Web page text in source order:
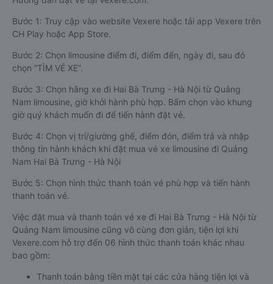
Bước 1: Truy cập vào website Vexere hoặc tải app Vexere trên
CH Play hoặc App Store.
Bước 2: Chọn limousine điểm đi, điểm đến, ngày đi, sau đó
chọn “TÌM VÉ XE”.
Bước 3: Chọn hãng xe đi Hai Bà Trưng - Hà Nội từ Quảng
Nam limousine, giờ khởi hành phù hợp. Bấm chọn vào khung
giờ quý khách muốn đi để tiến hành đặt vé.
Bước 4: Chọn vị trí/giường ghế, điểm đón, điểm trả và nhập
thông tin hành khách khi đặt mua vé xe limousine đi Quảng
Nam Hai Bà Trưng - Hà Nội
Bước 5: Chọn hình thức thanh toán vé phù hợp và tiến hành
thanh toán vé.
Việc đặt mua và thanh toán vé xe đi Hai Bà Trưng - Hà Nội từ
Quảng Nam limousine cũng vô cùng đơn giản, tiện lợi khi
Vexere.com hỗ trợ đến 06 hình thức thanh toán khác nhau
bao gồm:
Thanh toán bằng tiền mặt tại các cửa hàng tiện lợi và